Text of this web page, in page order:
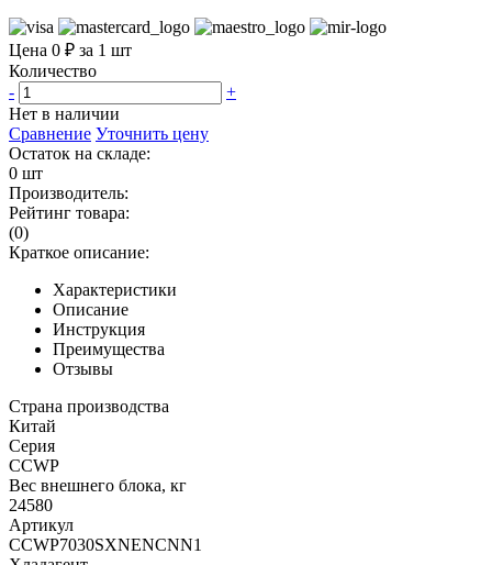
Цена 0 ₽ за 1 шт
Количество
-
+
Нет в наличии
Сравнение Уточнить цену
Остаток на складе:
0 шт
Производитель:
Рейтинг товара:
(0)
Краткое описание:
Характеристики
Описание
Инструкция
Преимущества
Отзывы
Страна производства
Китай
Серия
CCWP
Вес внешнего блока, кг
24580
Артикул
CCWP7030SXNENCNN1